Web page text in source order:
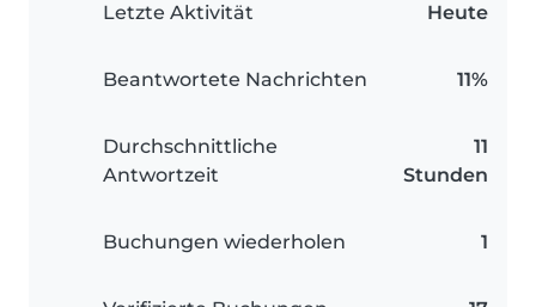
Letzte Aktivität Heute
Beantwortete Nachrichten 11%
Durchschnittliche
Antwortzeit
11
Stunden
Buchungen wiederholen 1